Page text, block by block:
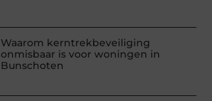
Waarom kerntrekbeveiliging
onmisbaar is voor woningen in
Bunschoten